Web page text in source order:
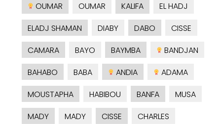
OUMAR
OUMAR KALIFA
EL HADJ
ELADJ SHAMAN
DIABY DABO
CISSE
CAMARA
BAYO BAYMBA
BANDJAN
BAHABO
BABA ANDIA
ADAMA
MOUSTAPHA
HABIBOU BANFA
MUSA
MADY
MADY CISSE
CHARLES